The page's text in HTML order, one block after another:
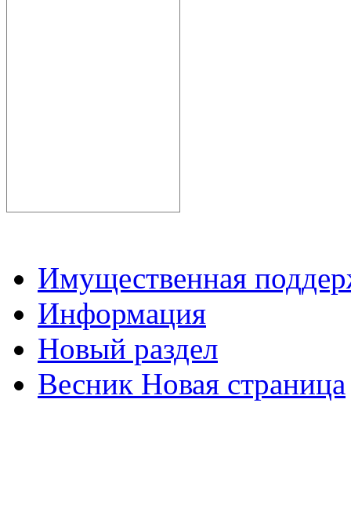
Имущественная
Информация
Новый раздел
Весник Новая страница